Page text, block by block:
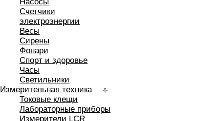
Счетчики
электроэнергии
Весы
Сирены
Фонари
Спорт и здоровье
Часы
Светильники
Измерительная техника
Токовые клещи
Лабораторные приборы
Измерители LCR